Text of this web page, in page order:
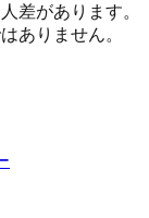
差があります。
ありません。